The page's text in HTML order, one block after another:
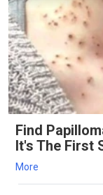
Find
It's The First
More